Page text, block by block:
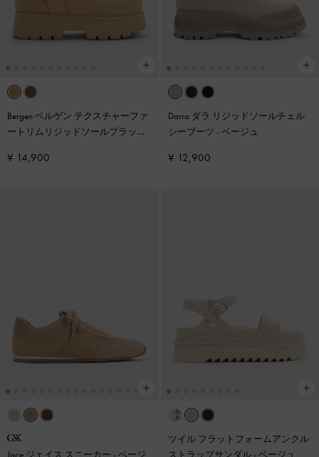
Bergen ベルゲン テクスチャーファ
ートリムリジッドソールプラット
¥ 14,900
Darra ダラ リジッドソールチェル
シーブーツ -ベージュ
¥ 12,900
Jace ジェイス スニーカー -ベージ
ツイル フラットフォームアンクル
ストラップサンダル-ベージュ